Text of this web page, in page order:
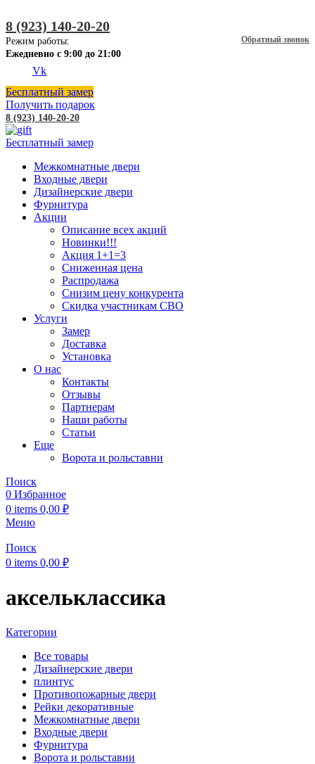
8 (923) 140-20-20
Обратный звонок
Режим работы:
Ежедневно с 9:00 до 21:00
Vk
Бесплатный замер
Получить подарок
8 (923) 140-20-20
Бесплатный замер
Межкомнатные двери
Входные двери
Дизайнерские двери
Фурнитура
Акции
Описание всех акций
Новинки!!!
Акция 1+1=3
Сниженная цена
Распродажа
Снизим цену конкурента
Скидка участникам СВО
Услуги
Замер
Доставка
Установка
О нас
Контакты
Отзывы
Партнерам
Наши работы
Статьи
Еще
Ворота и рольставни
Поиск
0 Избранное
0 items 0,00 ₽
Меню
Поиск
0 items 0,00 ₽
аксельклассика
Категории
Все товары
Дизайнерские двери
плинтус
Противопожарные двери
Рейки декоративные
Межкомнатные двери
Входные двери
Фурнитура
Ворота и рольставни